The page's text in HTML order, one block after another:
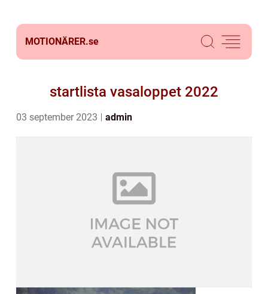
MOTIONÄRER.se
startlista vasaloppet 2022
03 september 2023 admin